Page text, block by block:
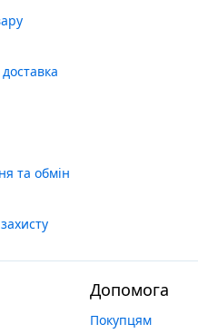
та обмін
Допомога
Покупцям